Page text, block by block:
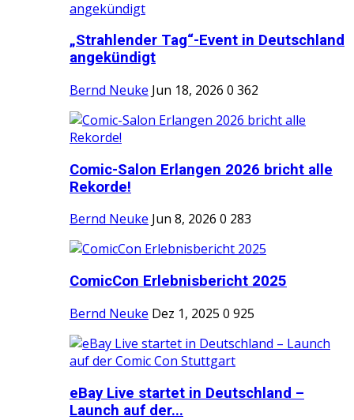
„Strahlender Tag“-Event in Deutschland
angekündigt
Bernd Neuke Jun 18, 2026 0 362
Comic-Salon Erlangen 2026 bricht alle
Rekorde!
Bernd Neuke Jun 8, 2026 0 283
ComicCon Erlebnisbericht 2025
Bernd Neuke Dez 1, 2025 0 925
eBay Live startet in Deutschland –
Launch auf der...